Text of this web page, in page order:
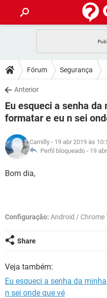
CELULAR
OUTLOOK
INSTAGRAM
GUIA DE COMPRAS
DICAS
JOGOS
OUTLOOK
GUIA DE COMPRAS
DOWNLOADS
JOGOS
CELULAR
OUTLOOK
INSTAGRAM
GUIA DE COMPRAS
FÓRUM
CELULAR
GLOSSÁRIO
JOGOS
CELULAR
Fórum Segurança
Anterior
Eu esqueci a senha
formatar e eu n sei
Camilly - 19 abr 2019 às
Perfil bloqueado - 19
Bom dia,
Configuração: Android / Chrome
Share
Veja também:
Eu esqueci a senha da
n sei onde que vé